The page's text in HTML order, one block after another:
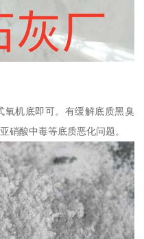
氧机底即可。有缓解底质黑臭
硝酸中毒等底质恶化问题。